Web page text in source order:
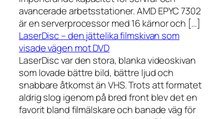
avancerade arbetsstationer. AMD EPYC 7302
är en serverprocessor med 16 kärnor och […]
LaserDisc – den jättelika filmskivan som
visade vägen mot DVD
LaserDisc var den stora, blanka videoskivan
som lovade bättre bild, bättre ljud och
snabbare åtkomst än VHS. Trots att formatet
aldrig slog igenom på bred front blev det en
favorit bland filmälskare och banade väg för